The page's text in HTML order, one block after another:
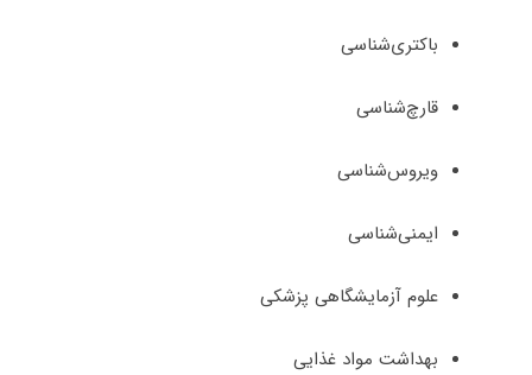
باکتری‌شناسی
قارچ‌شناسی
ویروس‌شناسی
ایمنی‌شناسی
علوم آزمایشگاهی پزشکی
بهداشت مواد غذایی